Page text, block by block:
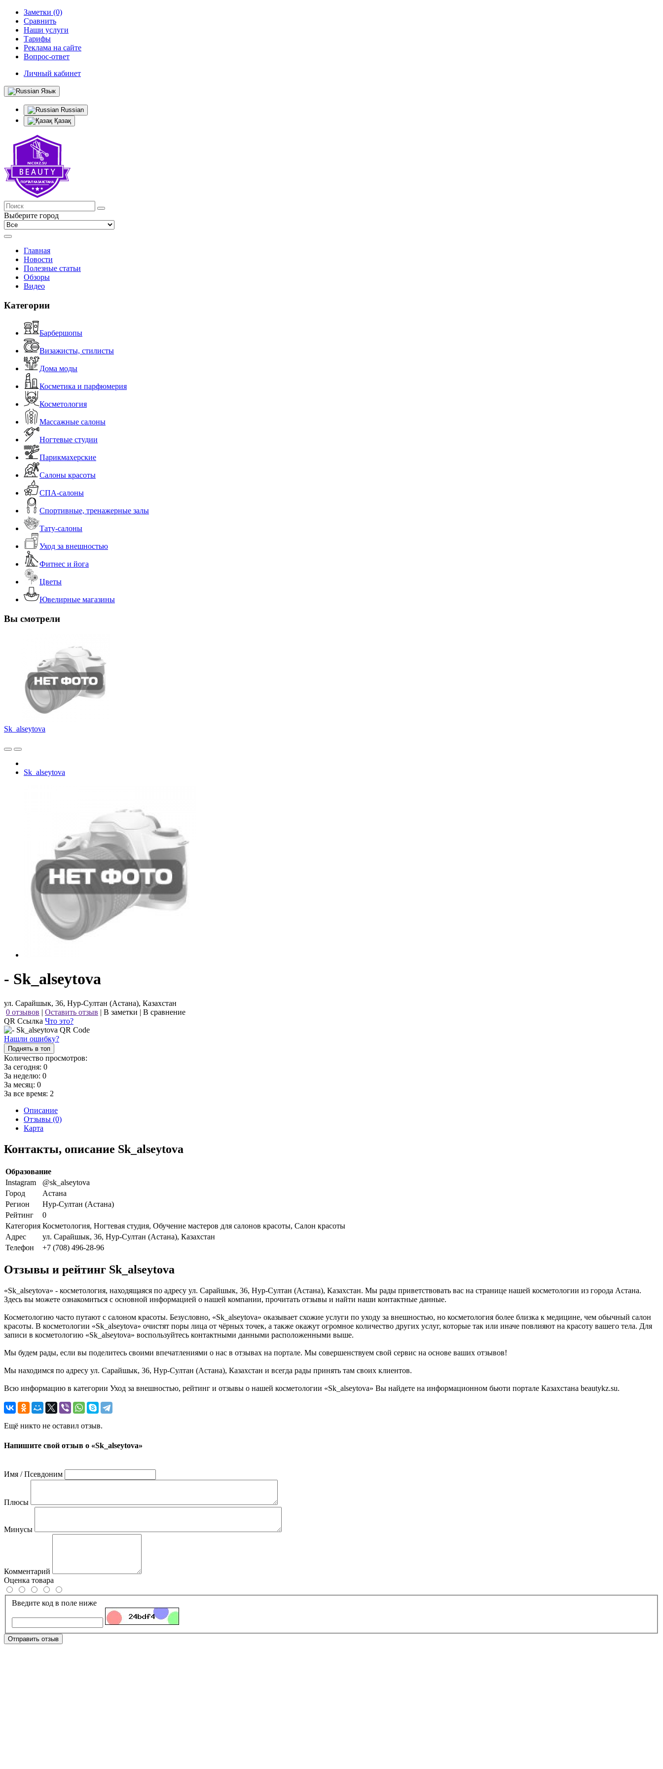
Заметки (0)
Сравнить
Наши услуги
Тарифы
Реклама на сайте
Вопрос-ответ
Личный кабинет
Язык
Russian
Қазақ
Выберите город
Главная
Новости
Полезные статьи
Обзоры
Видео
Категории
Барбершопы
Визажисты, стилисты
Дома моды
Косметика и парфюмерия
Косметология
Массажные салоны
Ногтевые студии
Парикмахерские
Салоны красоты
СПА-салоны
Спортивные, тренажерные залы
Тату-салоны
Уход за внешностью
Фитнес и йога
Цветы
Ювелирные магазины
Вы смотрели
Sk_alseytova
Sk_alseytova
- Sk_alseytova
ул. Сарайшык, 36, Нур-Султан (Астана), Казахстан
0 отзывов | Оставить отзыв | В заметки | В сравнение
QR Ссылка Что это?
Нашли ошибку?
Поднять в топ
Количество просмотров:
За сегодня: 0
За неделю: 0
За месяц: 0
За все время: 2
Описание
Отзывы (0)
Карта
Контакты, описание Sk_alseytova
Образование
Instagram
@sk_alseytova
Город
Астана
Регион
Нур-Султан (Астана)
Рейтинг
0
Категория Косметология, Ногтевая студия, Обучение мастеров для салонов красоты, Салон красоты
Адрес
ул. Сарайшык, 36, Нур-Султан (Астана), Казахстан
Телефон
+7 (708) 496-28-96
Отзывы и рейтинг Sk_alseytova
«Sk_alseytova» - косметология, находящаяся по адресу ул. Сарайшык, 36, Нур-Султан (Астана), Казахстан. Мы рады приветствовать вас на странице нашей косметологии из города Астана.
Здесь вы можете ознакомиться с основной информацией о нашей компании, прочитать отзывы и найти наши контактные данные.
Косметологию часто путают с салоном красоты. Безусловно, «Sk_alseytova» оказывает схожие услуги по уходу за внешностью, но косметология более близка к медицине, чем обычный салон
красоты. В косметологии «Sk_alseytova» очистят поры лица от чёрных точек, а также окажут огромное количество других услуг, которые так или иначе повлияют на красоту вашего тела. Для
записи в косметологию «Sk_alseytova» воспользуйтесь контактными данными расположенными выше.
Мы будем рады, если вы поделитесь своими впечатлениями о нас в отзывах на портале. Мы совершенствуем свой сервис на основе ваших отзывов!
Мы находимся по адресу ул. Сарайшык, 36, Нур-Султан (Астана), Казахстан и всегда рады принять там своих клиентов.
Всю информацию в категории Уход за внешностью, рейтинг и отзывы о нашей косметологии «Sk_alseytova» Вы найдете на информационном бьюти портале Казахстана beautykz.su.
Ещё никто не оставил отзыв.
Напишите свой отзыв о «Sk_alseytova»
Имя / Псевдоним
Плюсы
Минусы
Комментарий
Оценка товара
Введите код в поле ниже
Отправить отзыв